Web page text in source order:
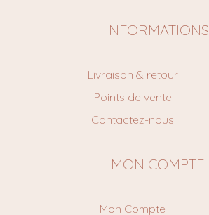
INFORMATIONS
Livraison & retour
Points de vente
Contactez-nous
MON COMPTE
Mon Compte